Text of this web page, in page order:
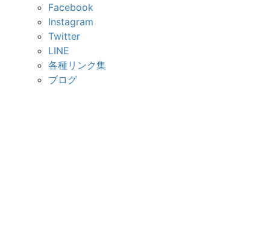
Facebook
Instagram
Twitter
LINE
各種リンク集
ブログ